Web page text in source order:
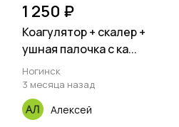
1 250 ₽
Коагулятор + скалер +
ушная палочка с ка...
Ногинск
3 месяца назад
Алексей